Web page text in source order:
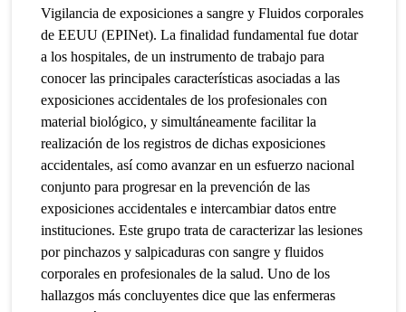
Vigilancia de exposiciones a sangre y Fluidos corporales
de EEUU (EPINet). La finalidad fundamental fue dotar
a los hospitales, de un instrumento de trabajo para
conocer las principales características asociadas a las
exposiciones accidentales de los profesionales con
material biológico, y simultáneamente facilitar la
realización de los registros de dichas exposiciones
accidentales, así como avanzar en un esfuerzo nacional
conjunto para progresar en la prevención de las
exposiciones accidentales e intercambiar datos entre
instituciones. Este grupo trata de caracterizar las lesiones
por pinchazos y salpicaduras con sangre y fluidos
corporales en profesionales de la salud. Uno de los
hallazgos más concluyentes dice que las enfermeras